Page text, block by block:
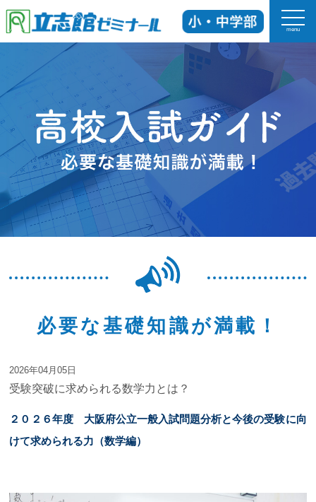
menu
立志館の特長
科目
入塾までの流れ
よくあるご質問
お知らせ
ジュニア道場
必要な基礎知識が満載！
2026年04月05日
受験突破に求められる数学力とは？
２０２６年度 大阪府公立一般入試問題分析と今後の受験に向
けて求められる力（数学編）